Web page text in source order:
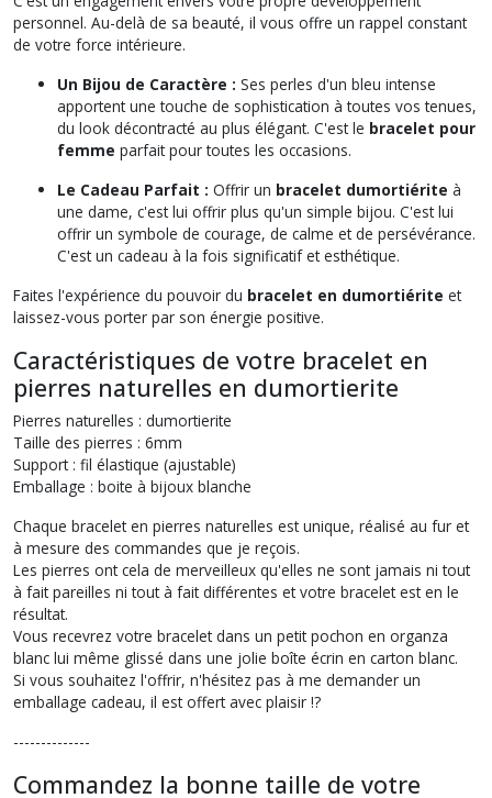
personnel. Au-delà de sa beauté, il vous offre un rappel constant
de votre force intérieure.
Un Bijou de Caractère : Ses perles d'un bleu intense
apportent une touche de sophistication à toutes vos tenues,
du look décontracté au plus élégant. C'est le bracelet pour
femme parfait pour toutes les occasions.
Le Cadeau Parfait : Offrir un bracelet dumortiérite à
une dame, c'est lui offrir plus qu'un simple bijou. C'est lui
offrir un symbole de courage, de calme et de persévérance.
C'est un cadeau à la fois significatif et esthétique.
Faites l'expérience du pouvoir du bracelet en dumortiérite et
laissez-vous porter par son énergie positive.
Caractéristiques de votre bracelet en
pierres naturelles en dumortierite
Pierres naturelles : dumortierite
Taille des pierres : 6mm
Support : fil élastique (ajustable)
Emballage : boite à bijoux blanche
Chaque bracelet en pierres naturelles est unique, réalisé au fur et
à mesure des commandes que je reçois.
Les pierres ont cela de merveilleux qu'elles ne sont jamais ni tout
à fait pareilles ni tout à fait différentes et votre bracelet est en le
résultat.
Vous recevrez votre bracelet dans un petit pochon en organza
blanc lui même glissé dans une jolie boîte écrin en carton blanc.
Si vous souhaitez l'offrir, n'hésitez pas à me demander un
emballage cadeau, il est offert avec plaisir !?
--------------
Commandez la bonne taille de votre